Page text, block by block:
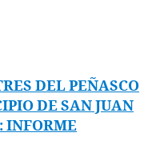
DEL PEÑASCO
DE SAN JUAN
INFORME